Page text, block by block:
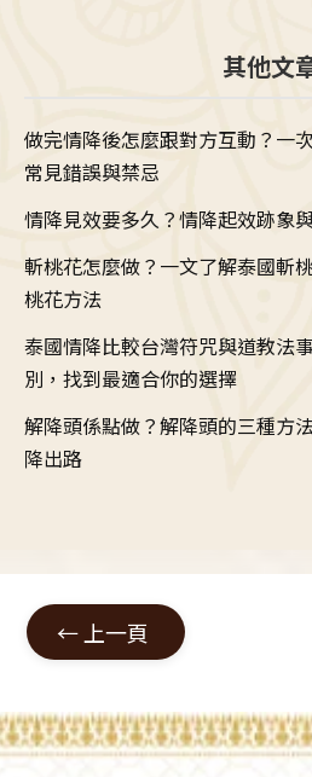
其他文
做完情降後怎麼跟對方互動？一
常見錯誤與禁忌
情降見效要多久？情降起效跡象
斬桃花怎麼做？一文了解泰國斬
桃花方法
泰國情降比較台灣符咒與道教法
別，找到最適合你的選擇
解降頭係點做？解降頭的三種方
降出路
← 上一頁